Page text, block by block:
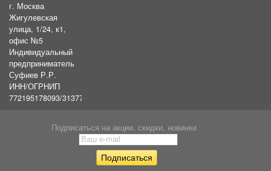
г. Москва
Жигулевская
улица, 1/24, к1,
офис №5
Индивидуальный
предприниматель
Суфиев Р.Р.
ИНН/ОГРНИП
772195178093/31377461610054
Подписаться на акции, скидки, новинки :